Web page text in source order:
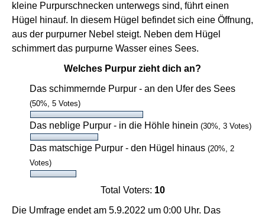
kleine Purpurschnecken unterwegs sind, führt einen
Hügel hinauf. In diesem Hügel befindet sich eine Öffnung,
aus der purpurner Nebel steigt. Neben dem Hügel
schimmert das purpurne Wasser eines Sees.
Welches Purpur zieht dich an?
Das schimmernde Purpur - an den Ufer des Sees
(50%, 5 Votes)
Das neblige Purpur - in die Höhle hinein (30%, 3 Votes)
Das matschige Purpur - den Hügel hinaus (20%, 2
Votes)
Total Voters: 10
Die Umfrage endet am 5.9.2022 um 0:00 Uhr. Das